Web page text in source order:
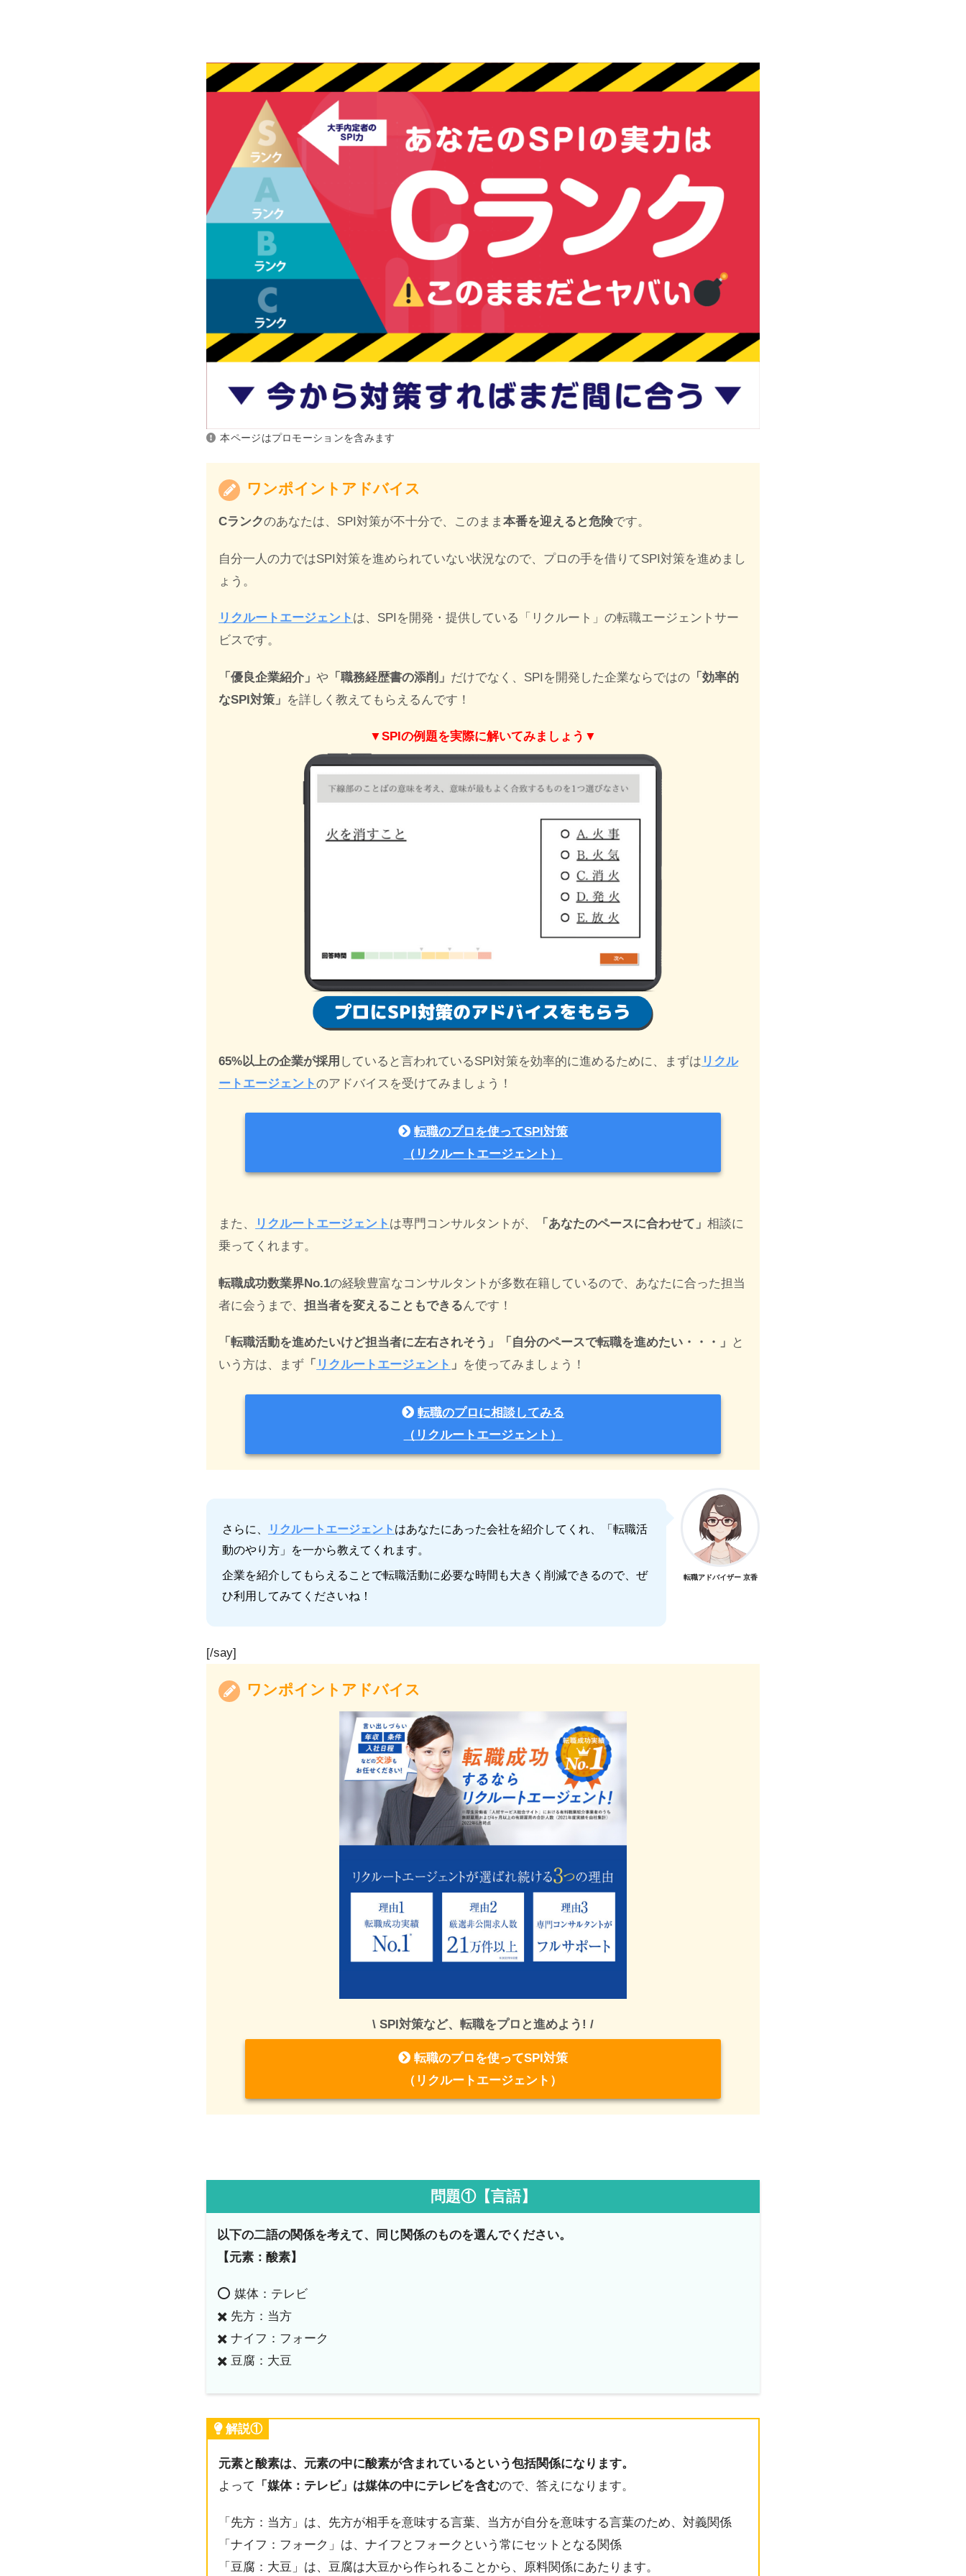
本ページはプロモーションを含みます
ワンポイントアドバイス
Cランクのあなたは、SPI対策が不十分で、このまま本番を迎えると危険です。
自分一人の力ではSPI対策を進められていない状況なので、プロの手を借りてSPI対策を進めまし
ょう。
リクルートエージェント は、SPIを開発・提供している「リクルート」の転職エージェントサー
ビスです。
「優良企業紹介」や 「職務経歴書の添削」 だけでなく、SPIを開発した企業ならではの 「効率的
なSPI対策」 を詳しく教えてもらえるんです！
▼SPIの例題を実際に解いてみましょう▼
65%以上の企業が採用 していると言われているSPI対策を効率的に進めるために、まずは リクル
ートエージェントのアドバイスを受けてみましょう！
転職のプロを使ってSPI対策
（リクルートエージェント）
また、 リクルートエージェント は専門コンサルタントが、 「あなたのペースに合わせて」相談に
乗ってくれます。
転職成功数業界No.1の経験豊富なコンサルタントが多数在籍しているので、あなたに合った担当
者に会うまで、担当者を変えることもできるんです！
「転職活動を進めたいけど担当者に左右されそう」「自分のペースで転職を進めたい・・・」
と
いう方は、まず 「 リクルートエージェント 」 を使ってみましょう！
転職のプロに相談してみる
（リクルートエージェント）
さらに、 リクルートエージェント はあなたにあった会社を紹介してくれ、「転職活
動のやり方」を一から教えてくれます。
企業を紹介してもらえることで転職活動に必要な時間も大きく削減できるので、ぜ
ひ利用してみてくださいね！
転職アドバイザー 京香
[/say]
ワンポイントアドバイス
\ SPI対策など、転職をプロと進めよう! /
転職のプロを使ってSPI対策
（リクルートエージェント）
問題①【言語】
以下の二語の関係を考えて、同じ関係のものを選んでください。
【元素：酸素】
⭕️ 媒体：テレビ
✖️ 先方：当方
✖️ ナイフ：フォーク
✖️ 豆腐：大豆
解説①
元素と酸素は、元素の中に酸素が含まれているという包括関係になります。
よって
「媒体：テレビ」は媒体の中にテレビを含むので、答えになります。
「先方：当方」は、先方が相手を意味する言葉、当方が自分を意味する言葉のため、対義関係
「ナイフ：フォーク」は、ナイフとフォークという常にセットとなる関係
「豆腐：大豆」は、豆腐は大豆から作られることから、原料関係にあたります。